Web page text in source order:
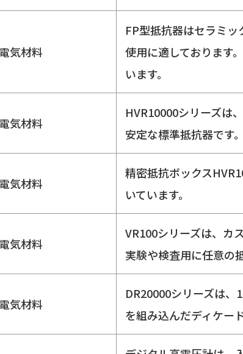
気材料
FP型抵抗器はセラミ
使用に適しております
います。
気材料
HVR10000シリーズは
安定な標準抵抗器です。
気材料
精密抵抗ボックス
いています。
気材料
VR100シリーズは、カ
実験や検査用に任意の
気材料
DR20000シリーズは
を組み込んだディケー